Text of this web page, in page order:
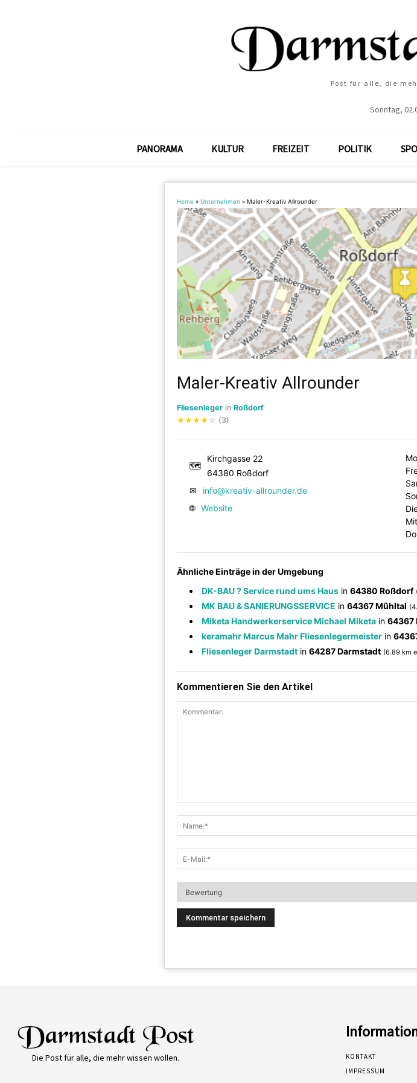
Post für alle, die
Sonntag,
PANORAMA KULTUR FREIZEIT POLITIK
Home » Unternehmen » Maler-Kreativ Allrounder
Maler-Kreativ Allrounder
Fliesenleger in Roßdorf
★★★★ ☆ (3)
🗺
Kirchgasse 22
64380 Roßdorf
✉
info@kreativ-allrounder.de
🌐 Website
Ähnliche Einträge in der Umgebung
DK-BAU ? Service rund ums Haus in 64380 Roßdorf
MK BAU & SANIERUNGSSERVICE in 64367 Mühltal
Miketa Handwerkerservice Michael Miketa in 64367
keramahr Marcus Mahr Fliesenlegermeister in
Fliesenleger Darmstadt in 64287 Darmstadt (6.89 km
Kommentieren Sie den Artikel
Die Post für alle, die mehr wissen wollen.
KONTAKT
IMPRESSUM